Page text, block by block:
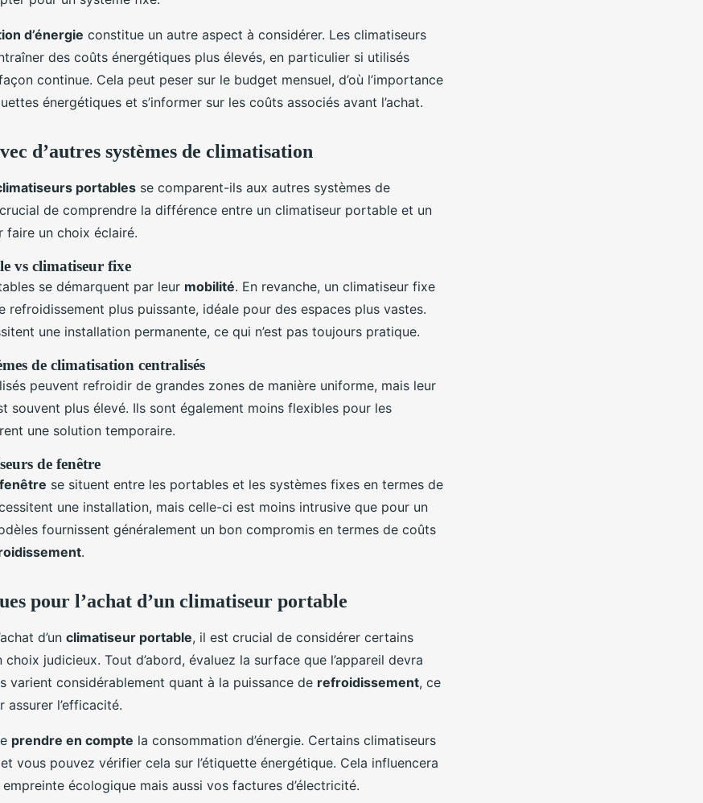
d’énergie constitue un autre aspect à considérer. Les climatiseurs
des coûts énergétiques plus élevés, en particulier si utilisés
continue. Cela peut peser sur le budget mensuel, d’où l’importance
énergétiques et s’informer sur les coûts associés avant l’achat.
d’autres systèmes de climatisation
portables se comparent-ils aux autres systèmes de
de comprendre la différence entre un climatiseur portable et un
faire un choix éclairé.
vs climatiseur fixe
se démarquent par leur mobilité. En revanche, un climatiseur fixe
refroidissement plus puissante, idéale pour des espaces plus vastes.
une installation permanente, ce qui n’est pas toujours pratique.
de climatisation centralisés
peuvent refroidir de grandes zones de manière uniforme, mais leur
souvent plus élevé. Ils sont également moins flexibles pour les
une solution temporaire.
de fenêtre
se situent entre les portables et les systèmes fixes en termes de
une installation, mais celle-ci est moins intrusive que pour un
fournissent généralement un bon compromis en termes de coûts
.
pour l’achat d’un climatiseur portable
d’un climatiseur portable, il est crucial de considérer certains
judicieux. Tout d’abord, évaluez la surface que l’appareil devra
varient considérablement quant à la puissance de refroidissement, ce
assurer l’efficacité.
prendre en compte la consommation d’énergie. Certains climatiseurs
vous pouvez vérifier cela sur l’étiquette énergétique. Cela influencera
écologique mais aussi vos factures d’électricité.